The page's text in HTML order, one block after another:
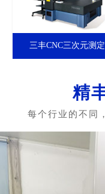
三丰CNC三次元测